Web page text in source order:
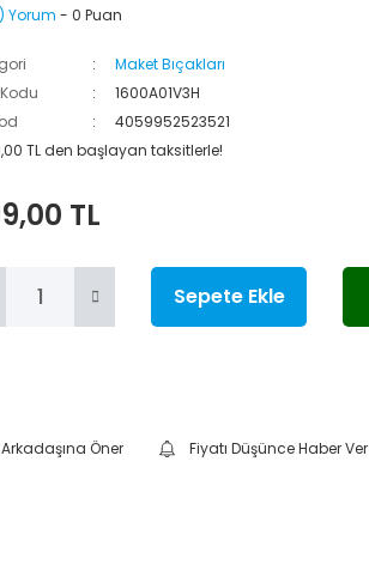
Yorum - 0 Puan
Maket Bıçakları
1600A01V3H
4059952523521
TL den başlayan taksitlerle!
TL
Sepete Ekle
Arkadaşına Öner Fiyatı Düşünce Haber Ver